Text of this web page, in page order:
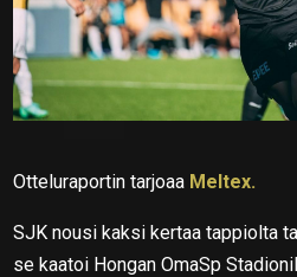
Otteluraportin tarjoaa Meltex.
SJK nousi kaksi kertaa tappiolta
se kaatoi Hongan OmaSp